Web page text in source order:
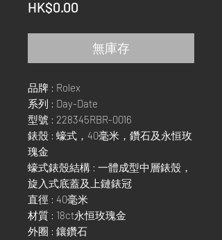
HK$0.00
無庫存
品牌 : Rolex
系列 : Day-Date
型號 : 228345RBR-0016
錶殼 : 蠔式，40毫米，鑽石及永恒玫
瑰金
蠔式錶殼結構 : 一體成型中層錶殼，
旋入式底蓋及上鏈錶冠
直徑 : 40毫米
材質 : 18ct永恒玫瑰金
外圈 : 鑲鑽石